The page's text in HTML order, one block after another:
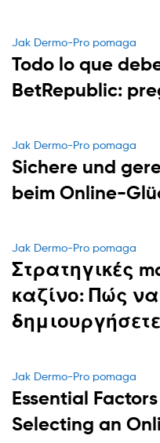
Categories
Jak Dermo-Pro pomaga
Todo lo que
BetRepublic:
Categories
Jak Dermo-Pro pomaga
Sichere und
beim Online-
Categories
Jak Dermo-Pro pomaga
Στρατηγικές
καζίνο: Πώς να
Categories
Jak Dermo-Pro pomaga
Essential
Selecting an